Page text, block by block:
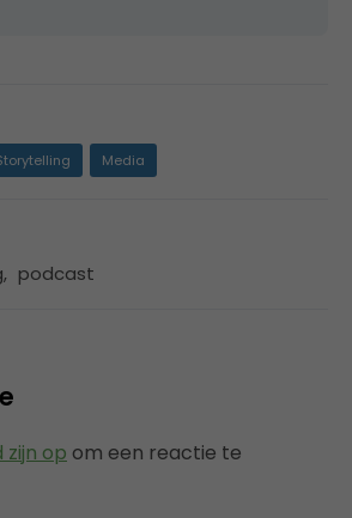
Media
, podcast
zijn op om een reactie te